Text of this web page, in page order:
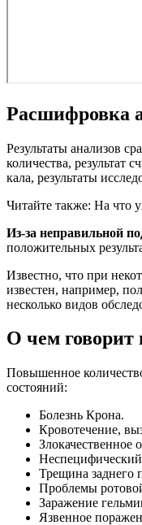
Расшифровка
Результаты анализов
количества, результат
кала, результаты
Читайте также: На что
Из-за неправильной
положительных
Известно, что при
известен, например,
несколько видов
О чем говорит
Повышенное
состояний:
Болезнь Крона.
Кровотечение,
Злокачественное
Трещина заднего
Проблемы
Заражение
Язвенное